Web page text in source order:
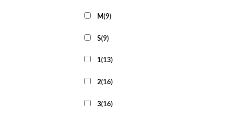
M(9)
S(9)
1(13)
2(16)
3(16)